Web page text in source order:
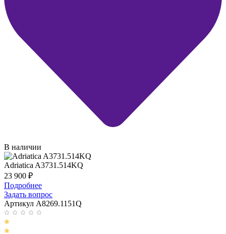
В наличии
Adriatica A3731.514KQ
23 900 ₽
Подробнее
Задать вопрос
Артикул A8269.1151Q